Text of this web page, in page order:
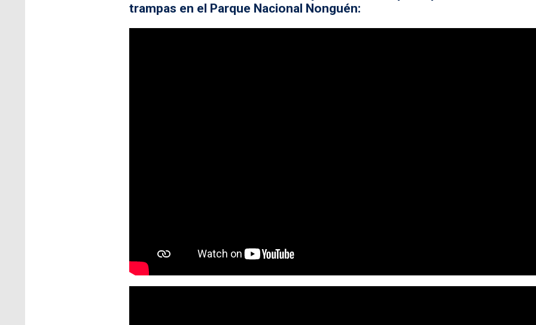
trampas en el Parque Nacional Nonguén: